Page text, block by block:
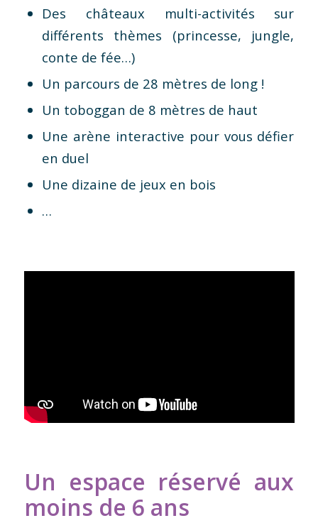
Des châteaux multi-activités sur
différents thèmes (princesse, jungle,
conte de fée…)
Un parcours de 28 mètres de long !
Un toboggan de 8 mètres de haut
Une arène interactive pour vous défier
en duel
Une dizaine de jeux en bois
…
Un espace réservé aux
moins de 6 ans